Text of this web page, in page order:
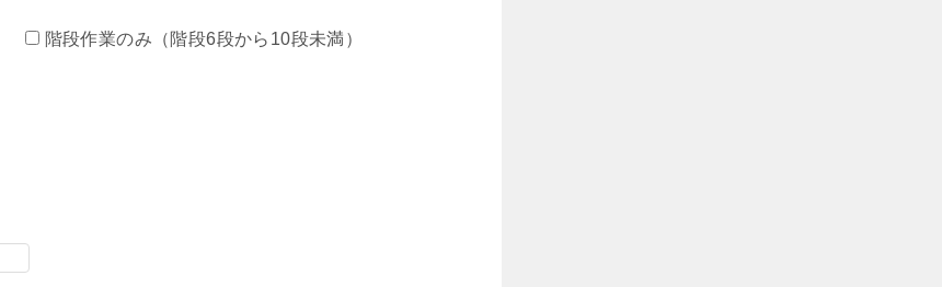
階段作業のみ（階段6段から10段未満）